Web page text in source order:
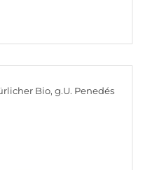
Bio, g.U. Penedés